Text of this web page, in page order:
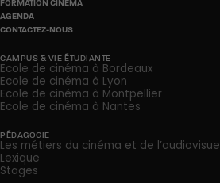
FORMATION CINÉMA
AGENDA
CONTACTEZ-NOUS
CAMPUS & VIE ÉTUDIANTE
Ecole de cinéma à Bordeaux
Ecole de cinéma à Lyon
Ecole de cinéma à Montpellier
Ecole de cinéma à Nantes
PÉDAGOGIE
Les métiers du cinéma et de
Lexique
Stages